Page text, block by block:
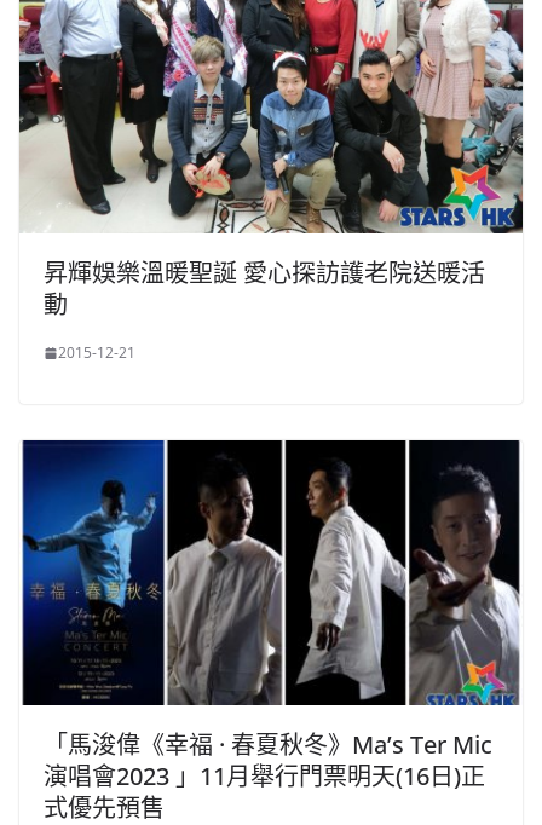
昇輝娛樂溫暖聖誕 愛心探訪護老院送暖活
動
2015-12-21
「馬浚偉《幸福 · 春夏秋冬》Ma’s Ter Mic
演唱會2023 」11月舉行門票明天(16日)正
式優先預售